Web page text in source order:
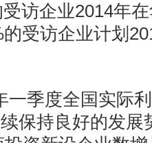
访企业2014年
受访企业计划
一季度全国实际
保持良好的发展